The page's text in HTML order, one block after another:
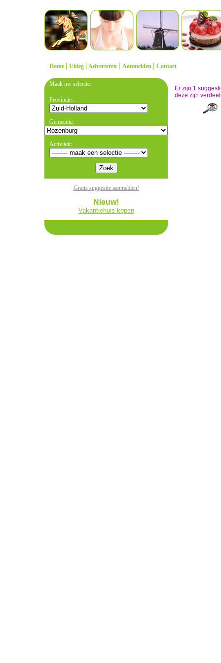
Home | Uitleg | Adverteren | Aanmelden | Contact
Maak uw selectie:
Provincie:
Gemeente:
Activiteit:
Gratis suggestie aanmelden!
Nieuw!
Vakantiehuis kopen
Er zijn 1
deze zijn